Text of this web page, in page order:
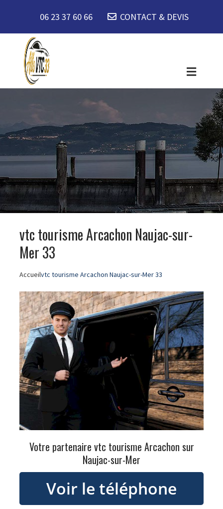
06 23 37 60 66 CONTACT & DEVIS
vtc tourisme Arcachon Naujac-sur-
Mer 33
Accueilvtc tourisme Arcachon Naujac-sur-Mer 33
Votre partenaire vtc tourisme Arcachon sur
Naujac-sur-Mer